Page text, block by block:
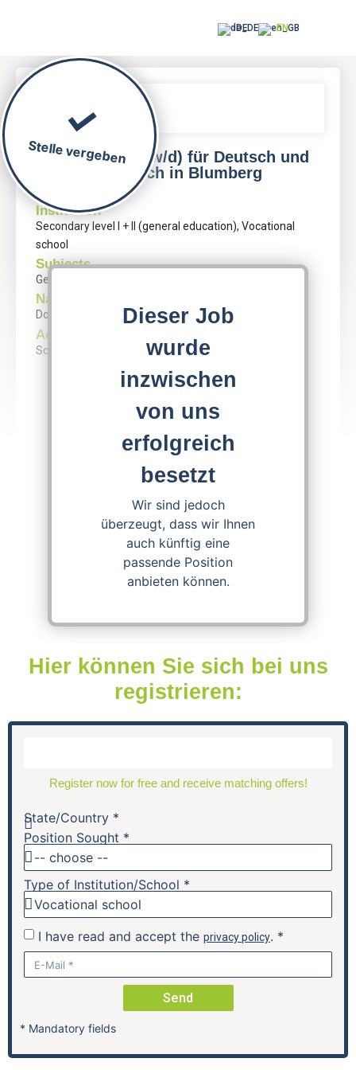
DE EN
Lehrkraft (m/w/d) für Deutsch und
Englisch in Blumberg
Institution
Secondary level I + II (general education), Vocational
school
Subjects
German Engineering, English
Name
Docemus Campus Blumberg
Address
Schloßstr. 7A, 16356 Blumberg
Download Job Offer
Share Job:
Für den Docemus Campus Blumberg suchen wir freie
Köpfe, die mit neuen Ideen Zukunft mitgestalten.
Lehrkraft (m/w/d) für Deutsch und Englisch gesucht
Sie bieten uns
Begeisterung für die Arbeit mit jungen Menschen
eine innere Haltung, die die Schule vom Schüler her
abgeschlossenes, fachbezogenes Hochschulstudium
Stelle vergeben
Dieser Job
wurde
inzwischen
von uns
erfolgreich
besetzt
Wir sind jedoch
überzeugt, dass wir Ihnen
auch künftig eine
passende Position
anbieten können.
Hier können Sie sich bei uns
registrieren:
Register now for free and receive matching offers!
State/Country *
Position Sought *
Type of Institution/School *
I have read and accept the privacy policy. *
Send
* Mandatory fields